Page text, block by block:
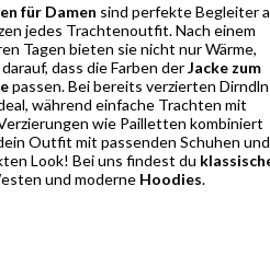
für Damen sind perfekte Begleiter
jedes Trachtenoutfit. Nach einem
Tagen bieten sie nicht nur Wärme,
dass die Farben derJacke zum
passen. Bei bereits verzierten Dirndln
während einfache Trachten mit
wie Pailletten kombiniert
Outfit mit passenden Schuhen und
Look! Bei uns findest du
und moderne Hoodies.